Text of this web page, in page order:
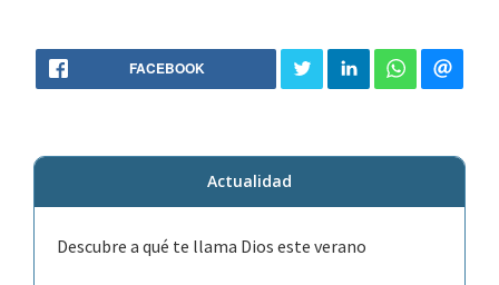
FACEBOOK
Actualidad
Descubre a qué te llama Dios este verano